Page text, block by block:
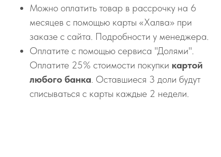
Можно оплатить товар в рассрочку на 6
месяцев с помощью карты «Халва» при
заказе с сайта. Подробности у менеджера.
Оплатите с помощью сервиса "Долями".
Оплатите 25% стоимости покупки картой
любого банка . Оставшиеся 3 доли будут
списываться с карты каждые 2 недели.